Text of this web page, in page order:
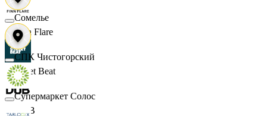
Finn Flare
Street Beat
DUB
Сомелье
СПК Чистогорский
Супермаркет Солос